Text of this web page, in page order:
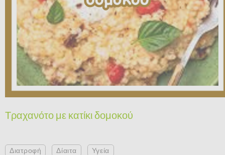
Τραχανότο με κατίκι δομοκού
Διατροφή Δίαιτα Υγεία